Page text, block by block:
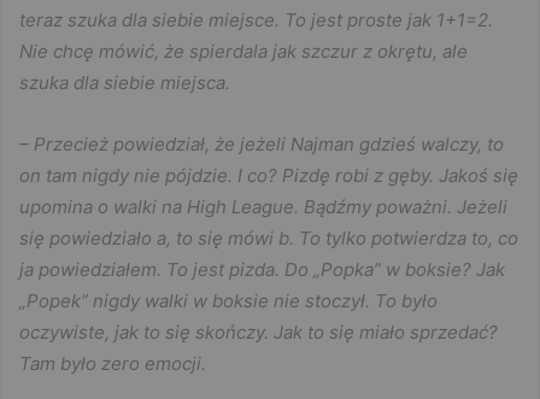
teraz szuka dla siebie miejsce. To jest proste jak 1+1=2.
Nie chcę mówić, że spierdala jak szczur z okrętu, ale
szuka dla siebie miejsca.
– Przecież powiedział, że jeżeli Najman gdzieś walczy, to
on tam nigdy nie pójdzie. I co? Pizdę robi z gęby. Jakoś się
upomina o walki na High League. Bądźmy poważni. Jeżeli
się powiedziało a, to się mówi b. To tylko potwierdza to, co
ja powiedziałem. To jest pizda. Do „Popka” w boksie? Jak
„Popek” nigdy walki w boksie nie stoczył. To było
oczywiste, jak to się skończy. Jak to się miało sprzedać?
Tam było zero emocji.